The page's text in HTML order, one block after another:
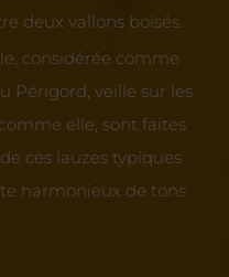
deux vallons boisés.
considérée comme
Périgord, veille sur les
elle, sont faites
ces lauzes typiques
harmonieux de tons